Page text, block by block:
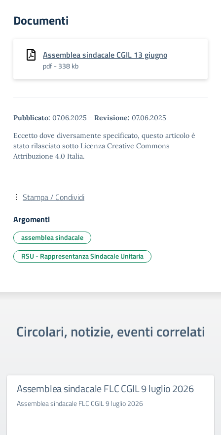
Documenti
Assemblea sindacale CGIL 13 giugno
pdf - 338 kb
Pubblicato: 07.06.2025 - Revisione: 07.06.2025
Eccetto dove diversamente specificato, questo articolo è
stato rilasciato sotto Licenza Creative Commons
Attribuzione 4.0 Italia.
Stampa / Condividi
Argomenti
assemblea sindacale
RSU - Rappresentanza Sindacale Unitaria
Circolari, notizie, eventi correlati
Assemblea sindacale FLC CGIL 9 luglio 2026
Assemblea sindacale FLC CGIL 9 luglio 2026